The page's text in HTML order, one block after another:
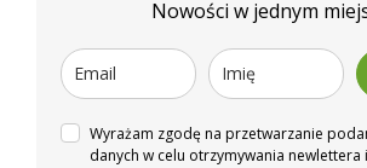
Nowości w jednym
Wyrażam zgodę na przetwarzanie
danych w celu otrzymywania newlettera